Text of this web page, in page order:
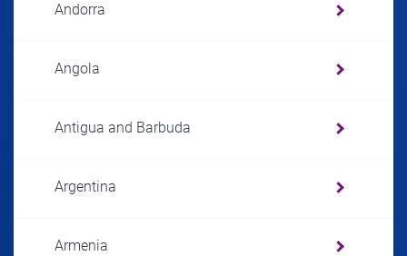
Andorra
Angola
Antigua and Barbuda
Argentina
Armenia